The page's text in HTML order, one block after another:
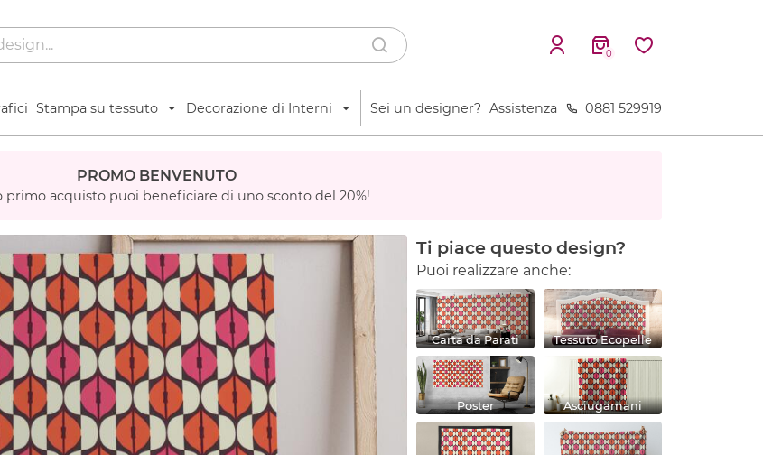
0
Stampa su tessuto Decorazione di Interni Sei un designer? Assistenza 0881 529919
PROMO BENVENUTO
primo acquisto puoi beneficiare di uno sconto del 20%!
Ti piace questo design?
Puoi realizzare anche:
Carta da Parati Tessuto Ecopelle
Poster Asciugamani